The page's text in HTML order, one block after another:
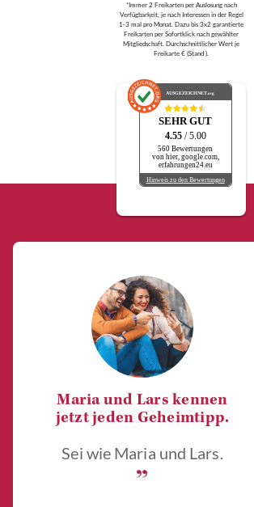
*Immer 2 Freikarten per Auslosung nach
Verfügbarkeit, je nach Interessen in der Regel
1-3 mal pro Monat. Dazu bis 3x2 garantierte
Freikarten per Sofortklick nach gewählter
Mitgliedschaft. Durchschnittlicher Wert je
Freikarte € (Stand ).
AUSGEZEICHNET.org
SEHR GUT
4.55 / 5.00
560 Bewertungen
von hier, google.com,
erfahrungen24.eu
Hinweis zu den Bewertungen
Maria und Lars kennen
jetzt jeden Geheimtipp.
Sei wie Maria und Lars.
„